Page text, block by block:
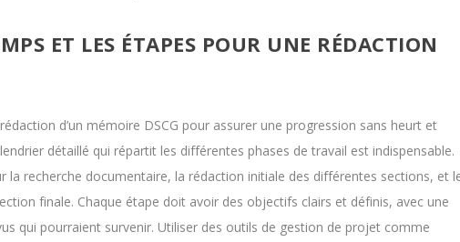
ET LES ÉTAPES POUR UNE RÉDACTION
d’un mémoire DSCG pour assurer une progression sans heurt et
détaillé qui répartit les différentes phases de travail est indispensable.
la recherche documentaire, la rédaction initiale des différentes sections, et
finale. Chaque étape doit avoir des objectifs clairs et définis, avec une
qui pourraient survenir. Utiliser des outils de gestion de projet comme